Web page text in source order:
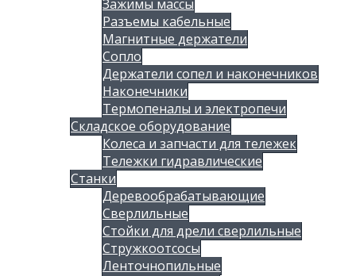
Зажимы массы
Разъемы кабельные
Магнитные держатели
Сопло
Держатели сопел и наконечников
Наконечники
Термопеналы и электропечи
Складское оборудование
Колеса и запчасти для тележек
Тележки гидравлические
Станки
Деревообрабатывающие
Сверлильные
Стойки для дрели сверлильные
Стружкоотсосы
Ленточнопильные